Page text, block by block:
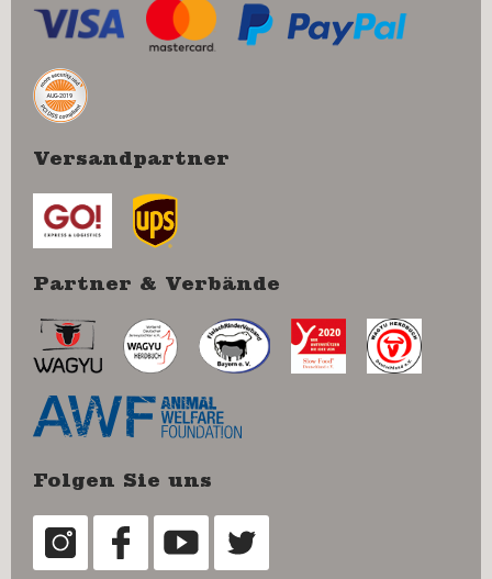
Versandpartner
Partner & Verbände
Folgen Sie uns